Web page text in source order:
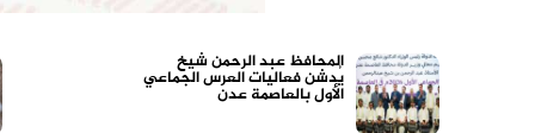
المحافظ عبد الرحمن شيخ
يُدشن فعاليات العرس الجماعي
الأول بالعاصمة عدن